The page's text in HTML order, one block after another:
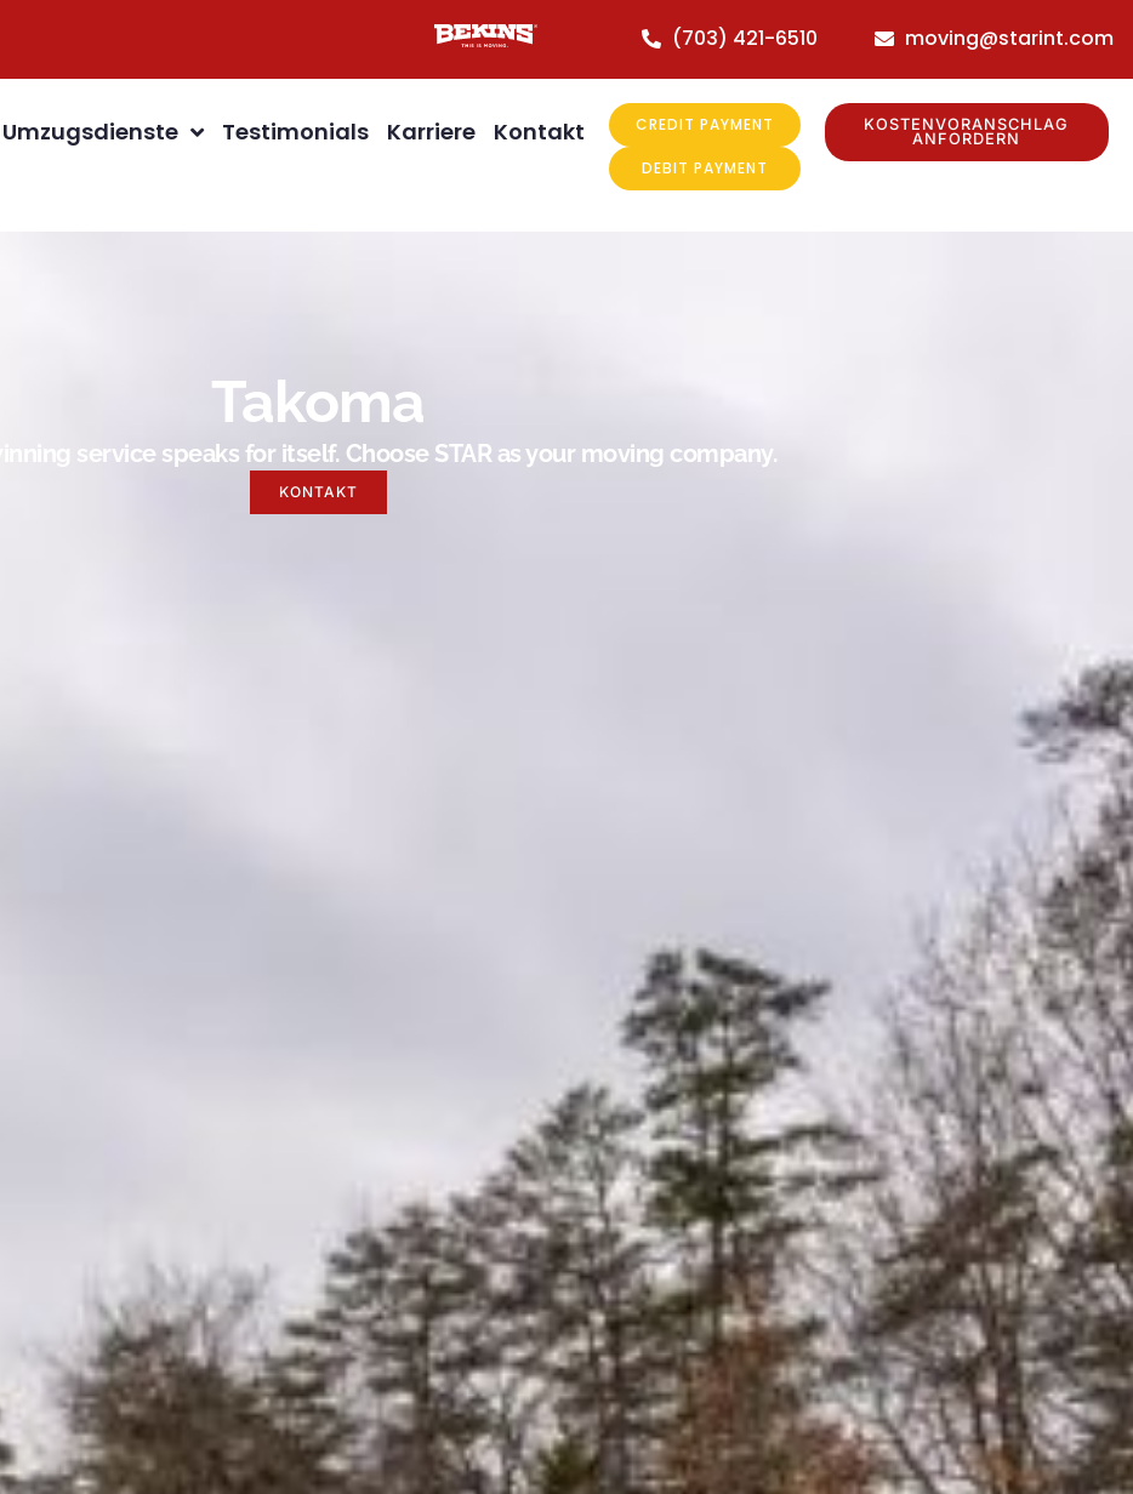
(703) 421-6510 moving@starint.com
Umzugsdienste Testimonials Karriere Kontakt CREDIT PAYMENT
DEBIT PAYMENT
KOSTENVORANSCHLAG
ANFORDERN
Takoma
service speaks for itself. Choose STAR as your moving company.
KONTAKT